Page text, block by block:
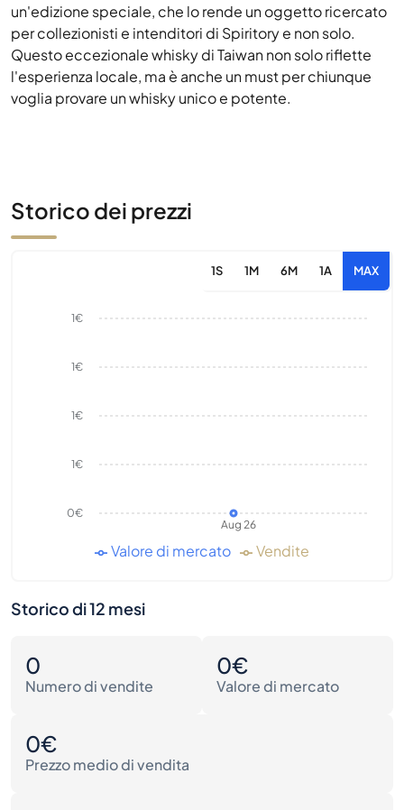
un'edizione speciale, che lo rende un oggetto ricercato
per collezionisti e intenditori di Spiritory e non solo.
Questo eccezionale whisky di Taiwan non solo riflette
l'esperienza locale, ma è anche un must per chiunque
voglia provare un whisky unico e potente.
Storico dei prezzi
1S 1M 6M 1A MAX
Aug 26
0€
1€
1€
1€
1€
Valore di mercato Vendite
Storico di 12 mesi
0
Numero di vendite
0€
Valore di mercato
0€
Prezzo medio di vendita